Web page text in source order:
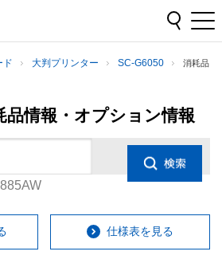
ド 大判プリンター SC-G6050
消耗品
情報・オプション情報
仕様表を見る